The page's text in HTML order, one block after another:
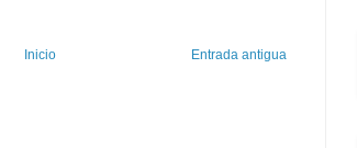
Entrada antigua
Inicio